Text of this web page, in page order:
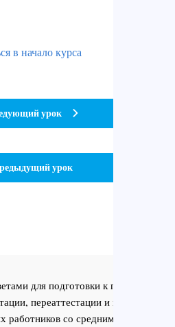
урок
в начало курса
урок
для подготовки к первичной
переаттестации и повышения
работников со средним и высшим